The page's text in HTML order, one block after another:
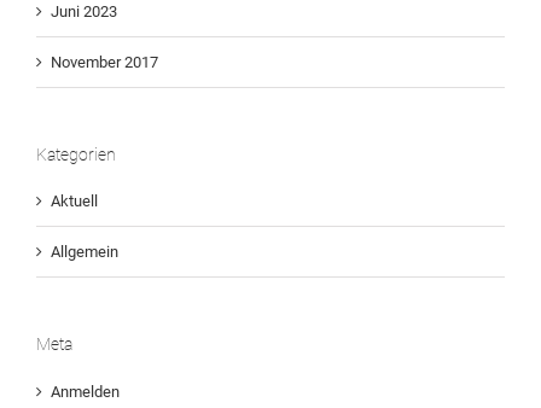
Juni 2023
November 2017
Kategorien
Aktuell
Allgemein
Meta
Anmelden